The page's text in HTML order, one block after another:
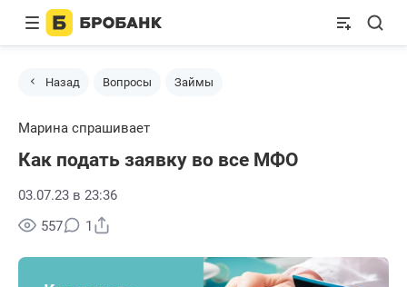
Назад Вопросы Займы
Марина спрашивает
Как подать заявку во все МФО
03.07.23 в 23:36
557
1